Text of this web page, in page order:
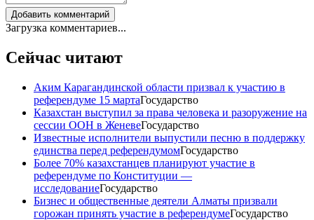
Добавить комментарий
Загрузка комментариев...
Сейчас читают
Аким Карагандинской области призвал к участию в
референдуме 15 мартаГосударство
Казахстан выступил за права человека и разоружение на
сессии ООН в ЖеневеГосударство
Известные исполнители выпустили песню в поддержку
единства перед референдумомГосударство
Более 70% казахстанцев планируют участие в
референдуме по Конституции —
исследованиеГосударство
Бизнес и общественные деятели Алматы призвали
горожан принять участие в референдумеГосударство